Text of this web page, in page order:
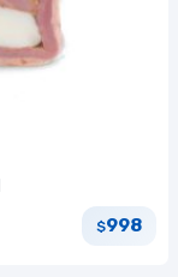
$998